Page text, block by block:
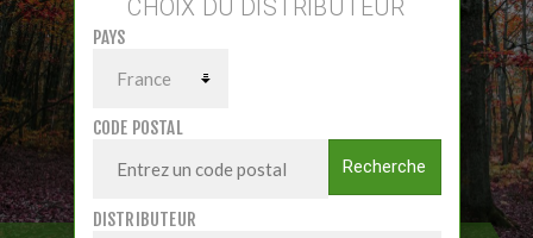
CHOIX DU DISTRIBUTEUR
PAYS
CODE POSTAL
Recherche
DISTRIBUTEUR